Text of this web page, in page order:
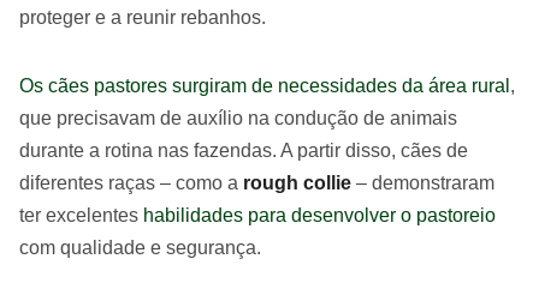
proteger e a reunir rebanhos.
Os cães pastores surgiram de necessidades da área rural ,
que precisavam de auxílio na condução de animais
durante a rotina nas fazendas. A partir disso, cães de
diferentes raças – como a rough collie – demonstraram
ter excelentes habilidades para desenvolver o pastoreio
com qualidade e segurança.